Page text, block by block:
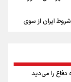
ایران از سوی
جنگ است/ خطر از
دفاع را می‌دید